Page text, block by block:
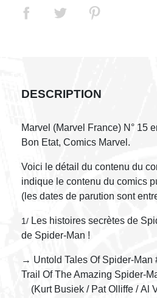
DESCRIPTION
Marvel (Marvel France) N° 15
Bon Etat, Comics Marvel.
Voici le détail du contenu du
indique le contenu du comics
(les dates de parution sont
1/ Les histoires secrètes de
de Spider-Man !
→ Untold Tales Of Spider-Man
Trail Of The Amazing Spider-
(Kurt Busiek / Pat Olliffe / Al